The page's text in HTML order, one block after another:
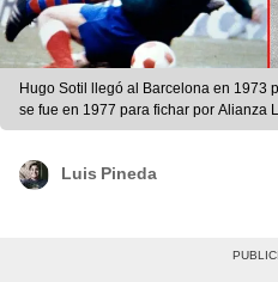
Hugo Sotil llegó al Barcelona en 1973
se fue en 1977 para fichar por Alianza
LR/Barcelona/EFE
Luis Pineda